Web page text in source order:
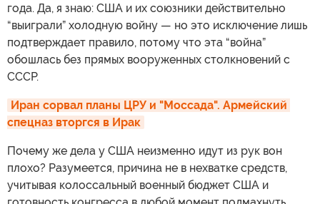
года. Да, я знаю: США и их союзники действительно
“выиграли” холодную войну — но это исключение лишь
подтверждает правило, потому что эта “война”
обошлась без прямых вооруженных столкновений с
СССР.
Иран сорвал планы ЦРУ и "Моссада". Армейский
спецназ вторгся в Ирак
Почему же дела у США неизменно идут из рук вон
плохо? Разумеется, причина не в нехватке средств,
учитывая колоссальный военный бюджет США и